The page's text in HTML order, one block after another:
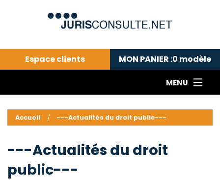
Espace clients MON PANIER :0 modèle
MENU
---Actualités du droit public---
Droit pénal---
Droit privé ---
Abonnement aux actualités
Accueil ---Actualités du droit public---
---Actualités du droit
public---